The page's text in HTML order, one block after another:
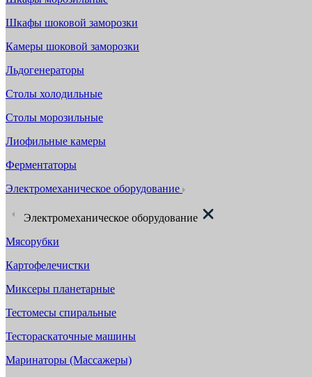
Шкафы шоковой заморозки
Камеры шоковой заморозки
Льдогенераторы
Столы холодильные
Столы морозильные
Лиофильные камеры
Ферментаторы
Электромеханическое оборудование
Электромеханическое оборудование
Мясорубки
Картофелечистки
Миксеры планетарные
Тестомесы спиральные
Тестораскаточные машины
Маринаторы (Массажеры)